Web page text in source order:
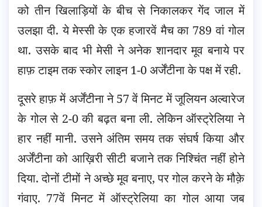
को तीन खिलाड़ियों के बीच से निकालकर गेंद जाल में
उलझा दी. ये मेस्सी के एक हजारवें मैच का 789 वां गोल
था. उसके बाद भी मेसी ने अनेक शानदार मूव बनाये पर
हाफ़ टाइम तक स्कोर लाइन 1-0 अर्जेंटीना के पक्ष में रही.
दूसरे हाफ़ में अर्जेंटीना ने 57 वें मिनट में जूलियन अल्वारेज
के गोल से 2-0 की बढ़त बना ली. लेकिन ऑस्ट्रेलिया ने
हार नहीं मानी. उसने अंतिम समय तक संघर्ष किया और
अर्जेंटीना को आख़िरी सीटी बजाने तक निश्चिंत नहीं होने
दिया. दोनों टीमों ने अच्छे मूव बनाए, पर गोल करने के मौक़े
गंवाए. 77वें मिनट में ऑस्ट्रेलिया का गोल आया जब